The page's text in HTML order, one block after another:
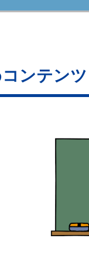
ンテンツ